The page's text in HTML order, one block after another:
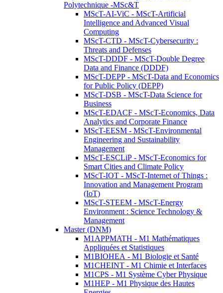
Polytechnique -MSc&T
MScT-AI-ViC - MScT-Artificial
Intelligence and Advanced Visual
Computing
MScT-CTD - MScT-Cybersecurity :
Threats and Defenses
MScT-DDDF - MScT-Double Degree
Data and Finance (DDDF)
MScT-DEPP - MScT-Data and Economics
for Public Policy (DEPP)
MScT-DSB - MScT-Data Science for
Business
MScT-EDACF - MScT-Economics, Data
Analytics and Corporate Finance
MScT-EESM - MScT-Environmental
Engineering and Sustainability
Management
MScT-ESCLiP - MScT-Economics for
Smart Cities and Climate Policy
MScT-IOT - MScT-Internet of Things :
Innovation and Management Program
(IoT)
MScT-STEEM - MScT-Energy
Environment : Science Technology &
Management
Master (DNM)
M1APPMATH - M1 Mathématiques
Appliquées et Statistiques
M1BIOHEA - M1 Biologie et Santé
M1CHEINT - M1 Chimie et Interfaces
M1CPS - M1 Système Cyber Physique
M1HEP - M1 Physique des Hautes